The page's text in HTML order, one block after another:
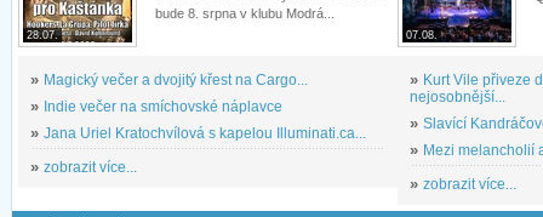
28.07.
bude 8. srpna v klubu Modrá...
» Magický večer a dvojitý křest na Cargo...
» Indie večer na smíchovské náplavce
» Jana Uriel Kratochvílová s kapelou Illuminati.ca...
» zobrazit více...
07.08.
» Kurt Vile přiveze
nejosobnější...
» Slavící
» Mezi melancholií
» zobrazit více...